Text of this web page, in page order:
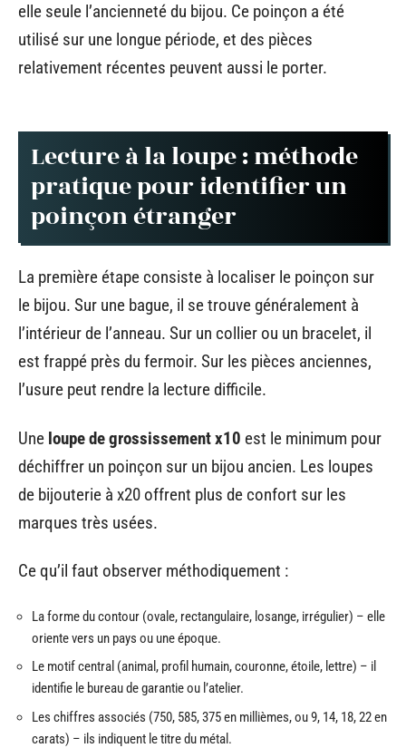
elle seule l’ancienneté du bijou. Ce poinçon a été
utilisé sur une longue période, et des pièces
relativement récentes peuvent aussi le porter.
Lecture à la loupe : méthode
pratique pour identifier un
poinçon étranger
La première étape consiste à localiser le poinçon sur
le bijou. Sur une bague, il se trouve généralement à
l’intérieur de l’anneau. Sur un collier ou un bracelet, il
est frappé près du fermoir. Sur les pièces anciennes,
l’usure peut rendre la lecture difficile.
Une loupe de grossissement x10 est le minimum pour
déchiffrer un poinçon sur un bijou ancien. Les loupes
de bijouterie à x20 offrent plus de confort sur les
marques très usées.
Ce qu’il faut observer méthodiquement :
La forme du contour (ovale, rectangulaire, losange, irrégulier) – elle
oriente vers un pays ou une époque.
Le motif central (animal, profil humain, couronne, étoile, lettre) – il
identifie le bureau de garantie ou l’atelier.
Les chiffres associés (750, 585, 375 en millièmes, ou 9, 14, 18, 22 en
carats) – ils indiquent le titre du métal.